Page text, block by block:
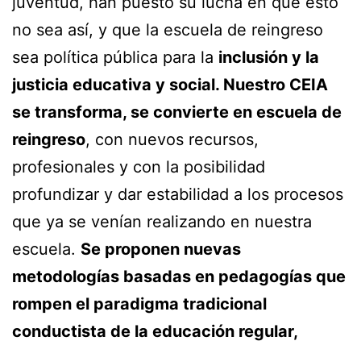
no sea así, y que la escuela de reingreso
sea política pública para la inclusión y la
justicia educativa y social. Nuestro CEIA
se transforma, se convierte en escuela de
reingreso, con nuevos recursos,
profesionales y con la posibilidad
profundizar y dar estabilidad a los procesos
que ya se venían realizando en nuestra
escuela. Se proponen nuevas
metodologías basadas en pedagogías que
rompen el paradigma tradicional
conductista de la educación regular,